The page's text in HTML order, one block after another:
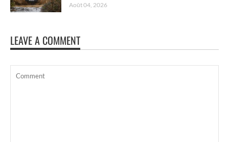
Août 04, 2026
LEAVE A COMMENT